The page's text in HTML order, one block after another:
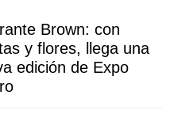
Brown: con
y flores, llega una
edición de Expo